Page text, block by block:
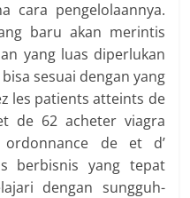
cara pengelolaannya.
baru akan merintis
yang luas diperlukan
sesuai dengan yang
les patients atteints de
de 62 acheter viagra
ordonnance de et d’
berbisnis yang tepat
dengan sungguh-